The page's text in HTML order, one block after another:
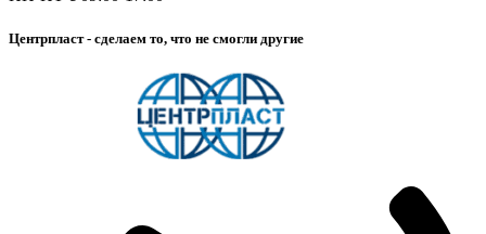
Центрпласт - сделаем то, что не смогли другие